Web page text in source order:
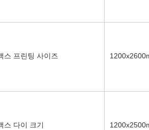
스 프린팅 사이즈
스 다이 크기